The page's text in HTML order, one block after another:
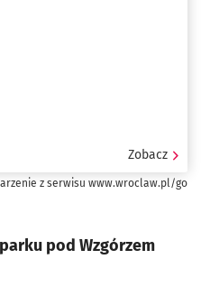
Zobacz
z serwisu www.wroclaw.pl/go
pod Wzgórzem